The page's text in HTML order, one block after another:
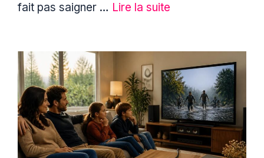
fait pas saigner … Lire la suite